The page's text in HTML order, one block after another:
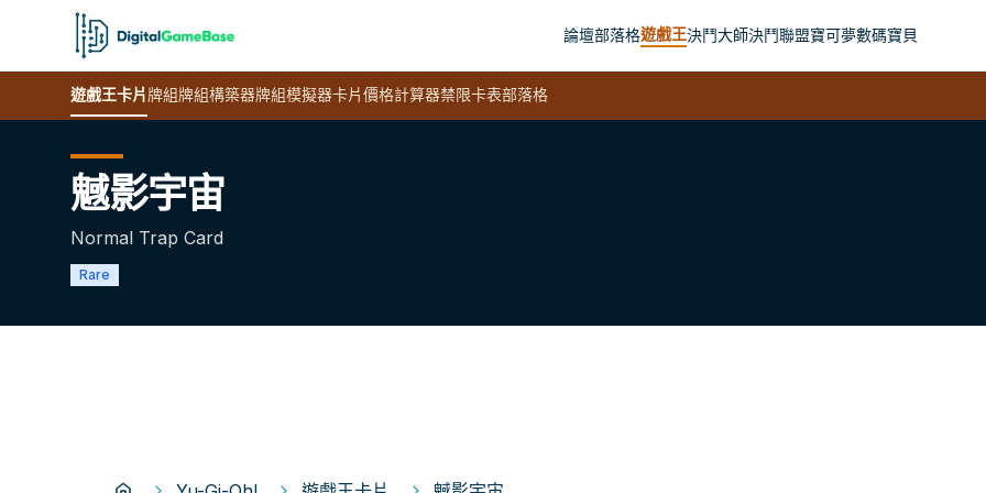
論壇部落格遊戲王決鬥大師決鬥聯盟寶可夢數碼寶貝
遊戲王卡片牌組牌組構築器牌組模擬器卡片價格計算器禁限卡表部落格
魊影宇宙
Normal Trap Card
Rare